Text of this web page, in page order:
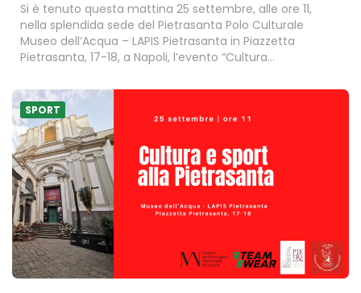
Si è tenuto questa mattina 25 settembre, alle ore 11,
nella splendida sede del Pietrasanta Polo Culturale
Museo dell’Acqua – LAPIS Pietrasanta in Piazzetta
Pietrasanta, 17-18, a Napoli, l’evento “Cultura…
SPORT